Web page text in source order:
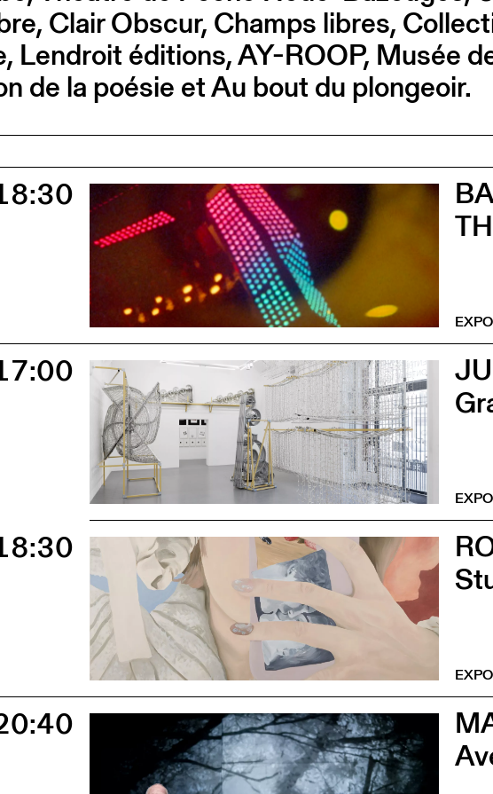
Clair Obscur, Champs libres,
Lendroit éditions, AY-ROOP, Musée
de la poésie et Au bout du plongeoir.